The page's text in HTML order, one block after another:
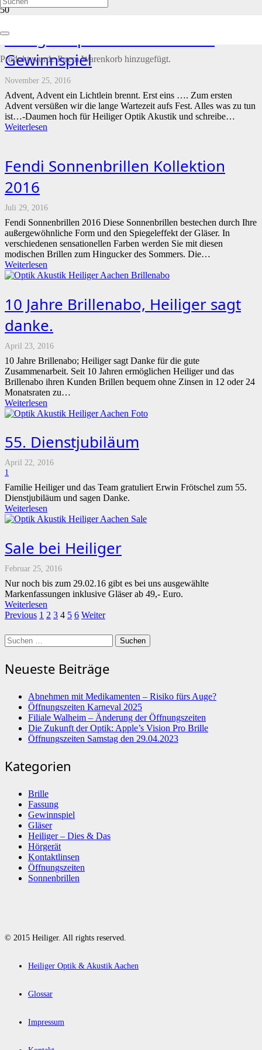
Produktwurde Ihrem Warenkorb hinzugefügt.
Heiliger Optik Akustik Advent
Gewinnspiel
November 25, 2016
Advent, Advent ein Lichtlein brennt. Erst eins …. Zum ersten
Advent versüßen wir die lange Wartezeit aufs Fest. Alles was zu tun
ist…-Daumen hoch für Heiliger Optik Akustik und schreibe…
Weiterlesen
Fendi Sonnenbrillen Kollektion
2016
Juli 29, 2016
Fendi Sonnenbrillen 2016 Diese Sonnenbrillen bestechen durch Ihre
außergewöhnliche Form und den Spiegeleffekt der Gläser. In
verschiedenen sensationellen Farben werden Sie mit diesen
modischen Brillen zum Hingucker des Sommers. Die…
Weiterlesen
10 Jahre Brillenabo, Heiliger sagt
danke.
April 23, 2016
10 Jahre Brillenabo; Heiliger sagt Danke für die gute
Zusammenarbeit. Seit 10 Jahren ermöglichen Heiliger und das
Brillenabo ihren Kunden Brillen bequem ohne Zinsen in 12 oder 24
Monatsraten zu…
Weiterlesen
55. Dienstjubiläum
April 22, 2016
1
Familie Heiliger und das Team gratuliert Erwin Frötschel zum 55.
Dienstjubiläum und sagen Danke.
Weiterlesen
Sale bei Heiliger
Februar 25, 2016
Nur noch bis zum 29.02.16 gibt es bei uns ausgewählte
Markenfassungen inklusive Gläser ab 49,- Euro.
Weiterlesen
Previous 1 2 3 4 5 6 Weiter
Suchen
nach:
Neueste Beiträge
Abnehmen mit Medikamenten – Risiko fürs Auge?
Öffnungszeiten Karneval 2025
Filiale Walheim – Änderung der Öffnungszeiten
Die Zukunft der Optik: Apple’s Vision Pro Brille
Öffnungszeiten Samstag den 29.04.2023
Kategorien
Brille
Fassung
Gewinnspiel
Gläser
Heiliger – Dies & Das
Hörgerät
Kontaktlinsen
Öffnungszeiten
Sonnenbrillen
© 2015 Heiliger. All rights reserved.
Heiliger Optik & Akustik Aachen
Glossar
Impressum